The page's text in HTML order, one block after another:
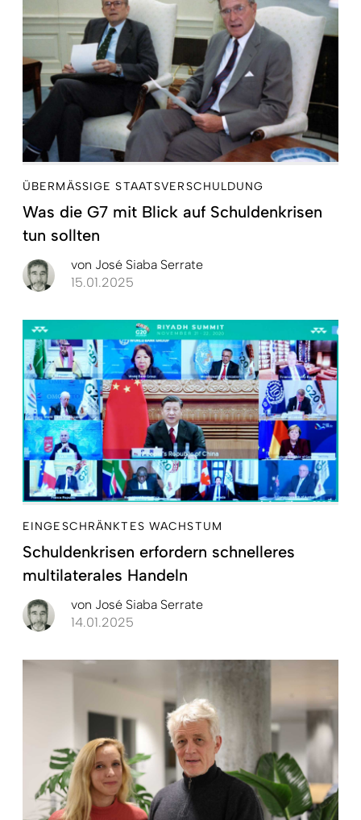
ÜBERMÄSSIGE STAATSVERSCHULDUNG
Was die G7 mit Blick auf Schuldenkrisen
tun sollten
von José Siaba Serrate
15.01.2025
EINGESCHRÄNKTES WACHSTUM
Schuldenkrisen erfordern schnelleres
multilaterales Handeln
von José Siaba Serrate
14.01.2025